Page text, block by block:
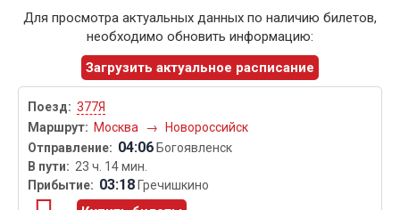
Для просмотра актуальных данных по наличию билетов,
необходимо обновить информацию:
Загрузить актуальное расписание
377Я
Москва
→ Новороссийск
04:06 Богоявленск
23 ч. 14 мин.
03:18 Гречишкино